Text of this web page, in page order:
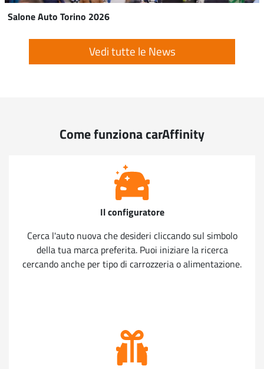
Salone Auto Torino 2026
Vedi tutte le News
Come funziona carAffinity
Il configuratore
Cerca l'auto nuova che desideri cliccando sul simbolo
della tua marca preferita. Puoi iniziare la ricerca
cercando anche per tipo di carrozzeria o alimentazione.